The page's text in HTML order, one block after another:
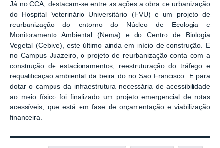
Já no CCA, destacam-se entre as ações a obra de urbanização
do Hospital Veterinário Universitário (HVU) e um projeto de
reurbanização do entorno do Núcleo de Ecologia e
Monitoramento Ambiental (Nema) e do Centro de Biologia
Vegetal (Cebive), este último ainda em início de construção. E
no Campus Juazeiro, o projeto de reurbanização conta com a
construção de estacionamentos, reestruturação do tráfego e
requalificação ambiental da beira do rio São Francisco. E para
dotar o campus da infraestrutura necessária de acessibilidade
ao meio físico foi finalizado um projeto emergencial de rotas
acessíveis, que está em fase de orçamentação e viabilização
financeira.